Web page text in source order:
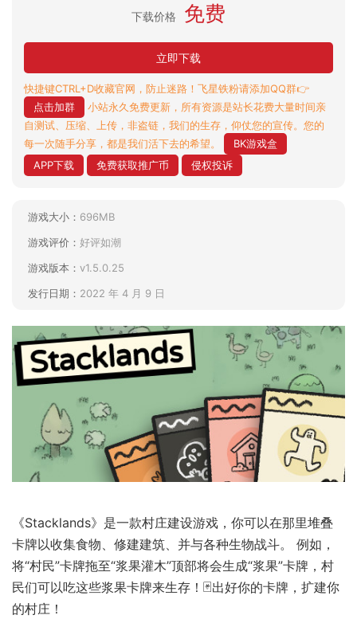
下载价格 免费
立即下载
快捷键CTRL+D收藏官网，防止迷路！飞星铁粉请添加QQ群👉
点击加群
小站永久免费更新，所有资源是站长花费大量时间亲
自测试、压缩、上传，非盗链，我们的生存，仰仗您的宣传。您的
每一次随手分享，都是我们活下去的希望。
BK游戏盒
APP下载
免费获取推广币 侵权投诉
游戏大小： 696MB
游戏评价： 好评如潮
游戏版本： v1.5.0.25
发行日期： 2022 年 4 月 9 日
《Stacklands》是一款村庄建设游戏，你可以在那里堆叠
卡牌以收集食物、修建建筑、并与各种生物战斗。 例如，
将“村民”卡牌拖至“浆果灌木”顶部将会生成“浆果”卡牌，村
民们可以吃这些浆果卡牌来生存！🃏出好你的卡牌，扩建你
的村庄！